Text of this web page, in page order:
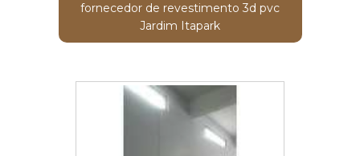
fornecedor de revestimento 3d pvc
Jardim Itapark